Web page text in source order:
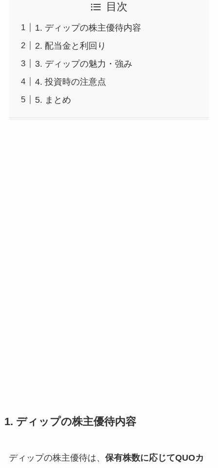
目次
1. ディップの株主優待内容
2. 配当金と利回り
3. ディップの魅力・強み
4. 投資時の注意点
5. まとめ
1. ディップの株主優待内容
ディップの株主優待は、 保有株数に応じてQUOカ